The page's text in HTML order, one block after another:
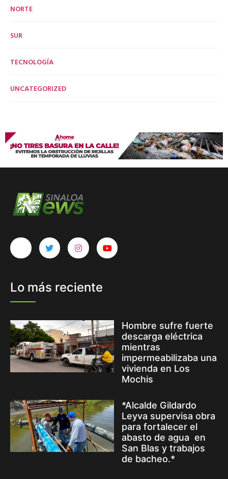
NORTE
SUR
TECNOLOGÍA
UNCATEGORIZED
Lo más reciente
Hombre sufre fuerte
descarga eléctrica
mientras
impermeabilizaba una
vivienda en Los
Mochis
*Alcalde Gildardo
Leyva supervisa obra
para fortalecer el
abasto de agua en
San Blas y trabajos
de bacheo.*